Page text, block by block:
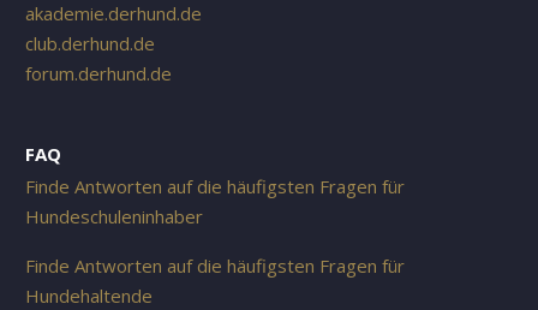
akademie.derhund.de
club.derhund.de
forum.derhund.de
FAQ
Finde Antworten auf die häufigsten Fragen für
Hundeschuleninhaber
Finde Antworten auf die häufigsten Fragen für
Hundehaltende